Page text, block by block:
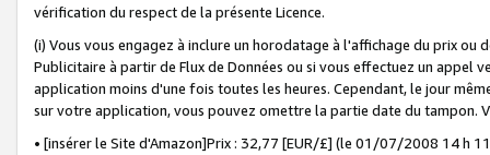
vérification du respect de la présente Licence.
(i) Vous vous engagez à inclure un horodatage à l'affichage du prix
Publicitaire à partir de Flux de Données ou si vous effectuez un appel
application moins d'une fois toutes les heures. Cependant, le jour
sur votre application, vous pouvez omettre la partie date du tampon.
• [insérer le Site d'Amazon]Prix : 32,77 [EUR/£] (le 01/07/2008 14 h